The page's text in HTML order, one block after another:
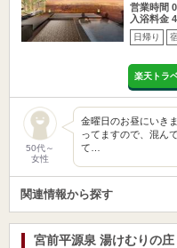
営業時間
入浴料金
日帰り
楽天トラ
50代～
女性
金曜日のお昼にいき
ってますので、混ん
て…
関連情報から探す
宮前平源泉 湯けむりの庄